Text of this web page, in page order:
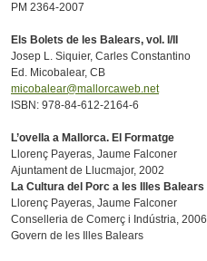
PM 2364-2007
Els Bolets de les Balears, vol. I/II
Josep L. Siquier, Carles Constantino
Ed. Micobalear, CB
micobalear@mallorcaweb.net
ISBN: 978-84-612-2164-6
L’ovella a Mallorca. El Formatge
Llorenç Payeras, Jaume Falconer
Ajuntament de Llucmajor, 2002
La Cultura del Porc a les Illes Balears
Llorenç Payeras, Jaume Falconer
Conselleria de Comerç i Indústria, 2006
Govern de les Illes Balears